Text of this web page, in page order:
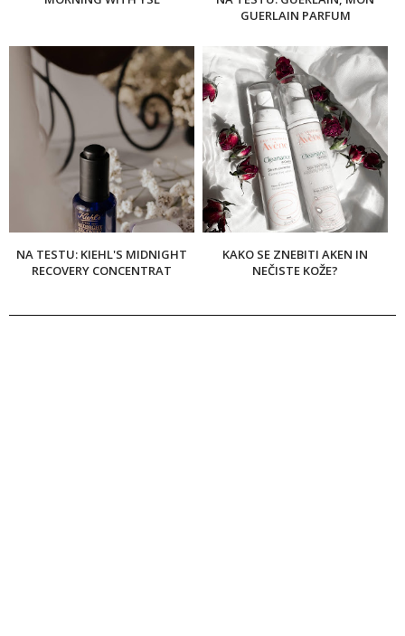
GUERLAIN PARFUM
NA TESTU: KIEHL'S MIDNIGHT
RECOVERY CONCENTRAT
KAKO SE ZNEBITI AKEN IN
NEČISTE KOŽE?